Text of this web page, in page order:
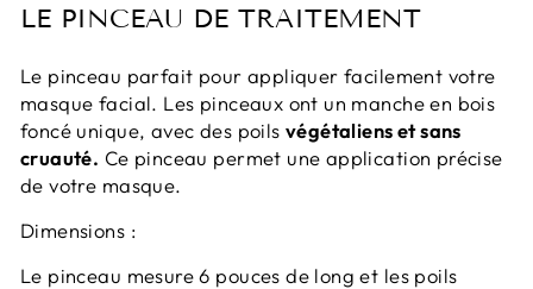
LE PINCEAU DE TRAITEMENT
Le pinceau parfait pour appliquer facilement votre
masque facial. Les pinceaux ont un manche en bois
foncé unique, avec des poilsvégétaliens et sans
cruauté. Ce pinceau permet une application précise
de votre masque.
Dimensions :
Le pinceau mesure 6 pouces de long et les poils